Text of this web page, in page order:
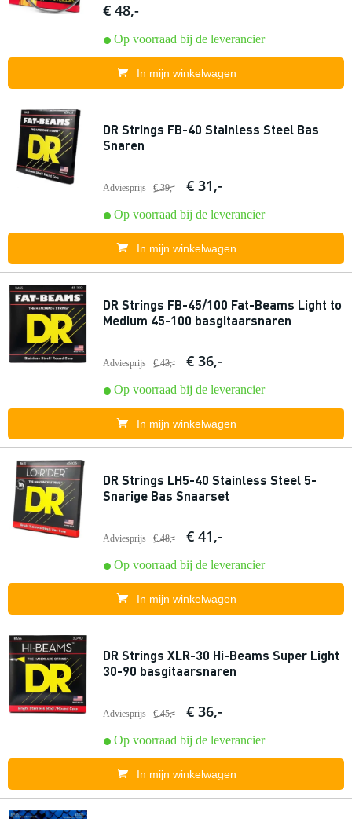
€ 48,-
Op voorraad bij de leverancier
In mijn winkelwagen
DR Strings FB-40 Stainless Steel Bas
Snaren
Adviesprijs € 39,- € 31,-
Op voorraad bij de leverancier
In mijn winkelwagen
DR Strings FB-45/100 Fat-Beams Light to
Medium 45-100 basgitaarsnaren
Adviesprijs € 43,- € 36,-
Op voorraad bij de leverancier
In mijn winkelwagen
DR Strings LH5-40 Stainless Steel 5-
Snarige Bas Snaarset
Adviesprijs € 48,- € 41,-
Op voorraad bij de leverancier
In mijn winkelwagen
DR Strings XLR-30 Hi-Beams Super Light
30-90 basgitaarsnaren
Adviesprijs € 45,- € 36,-
Op voorraad bij de leverancier
In mijn winkelwagen